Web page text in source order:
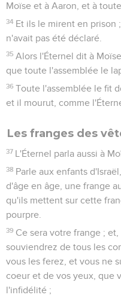
Moïse et à Aaron, et à
34 Et ils le mirent en prison
n'avait pas été déclaré.
35 Alors l'Éternel dit à
que toute l'assemblée le
36 Toute l'assemblée le fit
et il mourut, comme
Les franges des
37 L'Éternel parla aussi à
38 Parle aux enfants
d'âge en âge, une frange
qu'ils mettent sur cette
pourpre.
39 Ce sera votre frange ;
souviendrez de tous les
vous les ferez, et vous ne
coeur et de vos yeux, que
l'infidélité ;